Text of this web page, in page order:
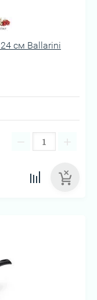
см Ballarini
− +